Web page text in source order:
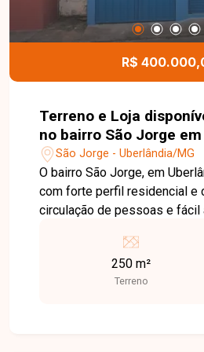
R$
Terreno e Loja
no bairro São Jorge
São Jorge - Uberlândia/MG
O bairro São Jorge, em
com forte perfil residencial e
circulação de pessoas e
para quem deseja investir ou
Terreno com 250 m² contendo
construída na parte frontal
250 m²
Terreno